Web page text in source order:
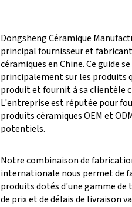
Dongsheng Céramique
principal fournisseur et
céramiques en Chine. Ce guide
principalement sur les produits
produit et fournit à sa clientèle
L'entreprise est réputée pour
produits céramiques OEM et
potentiels.
Notre combinaison de
internationale nous permet de
produits dotés d'une gamme de
de prix et de délais de livraison